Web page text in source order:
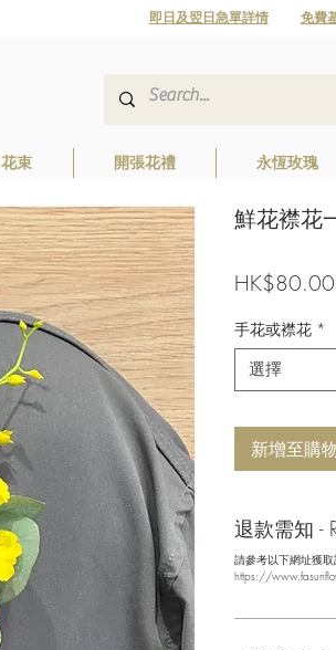
即日及翌日急單詳情 免費
花束 開張花禮 永恆玫瑰
鮮花襟花
HK$80.00
手花或襟花 *
選擇
新增至購
退款需知 -
請參考以下網址獲
https://